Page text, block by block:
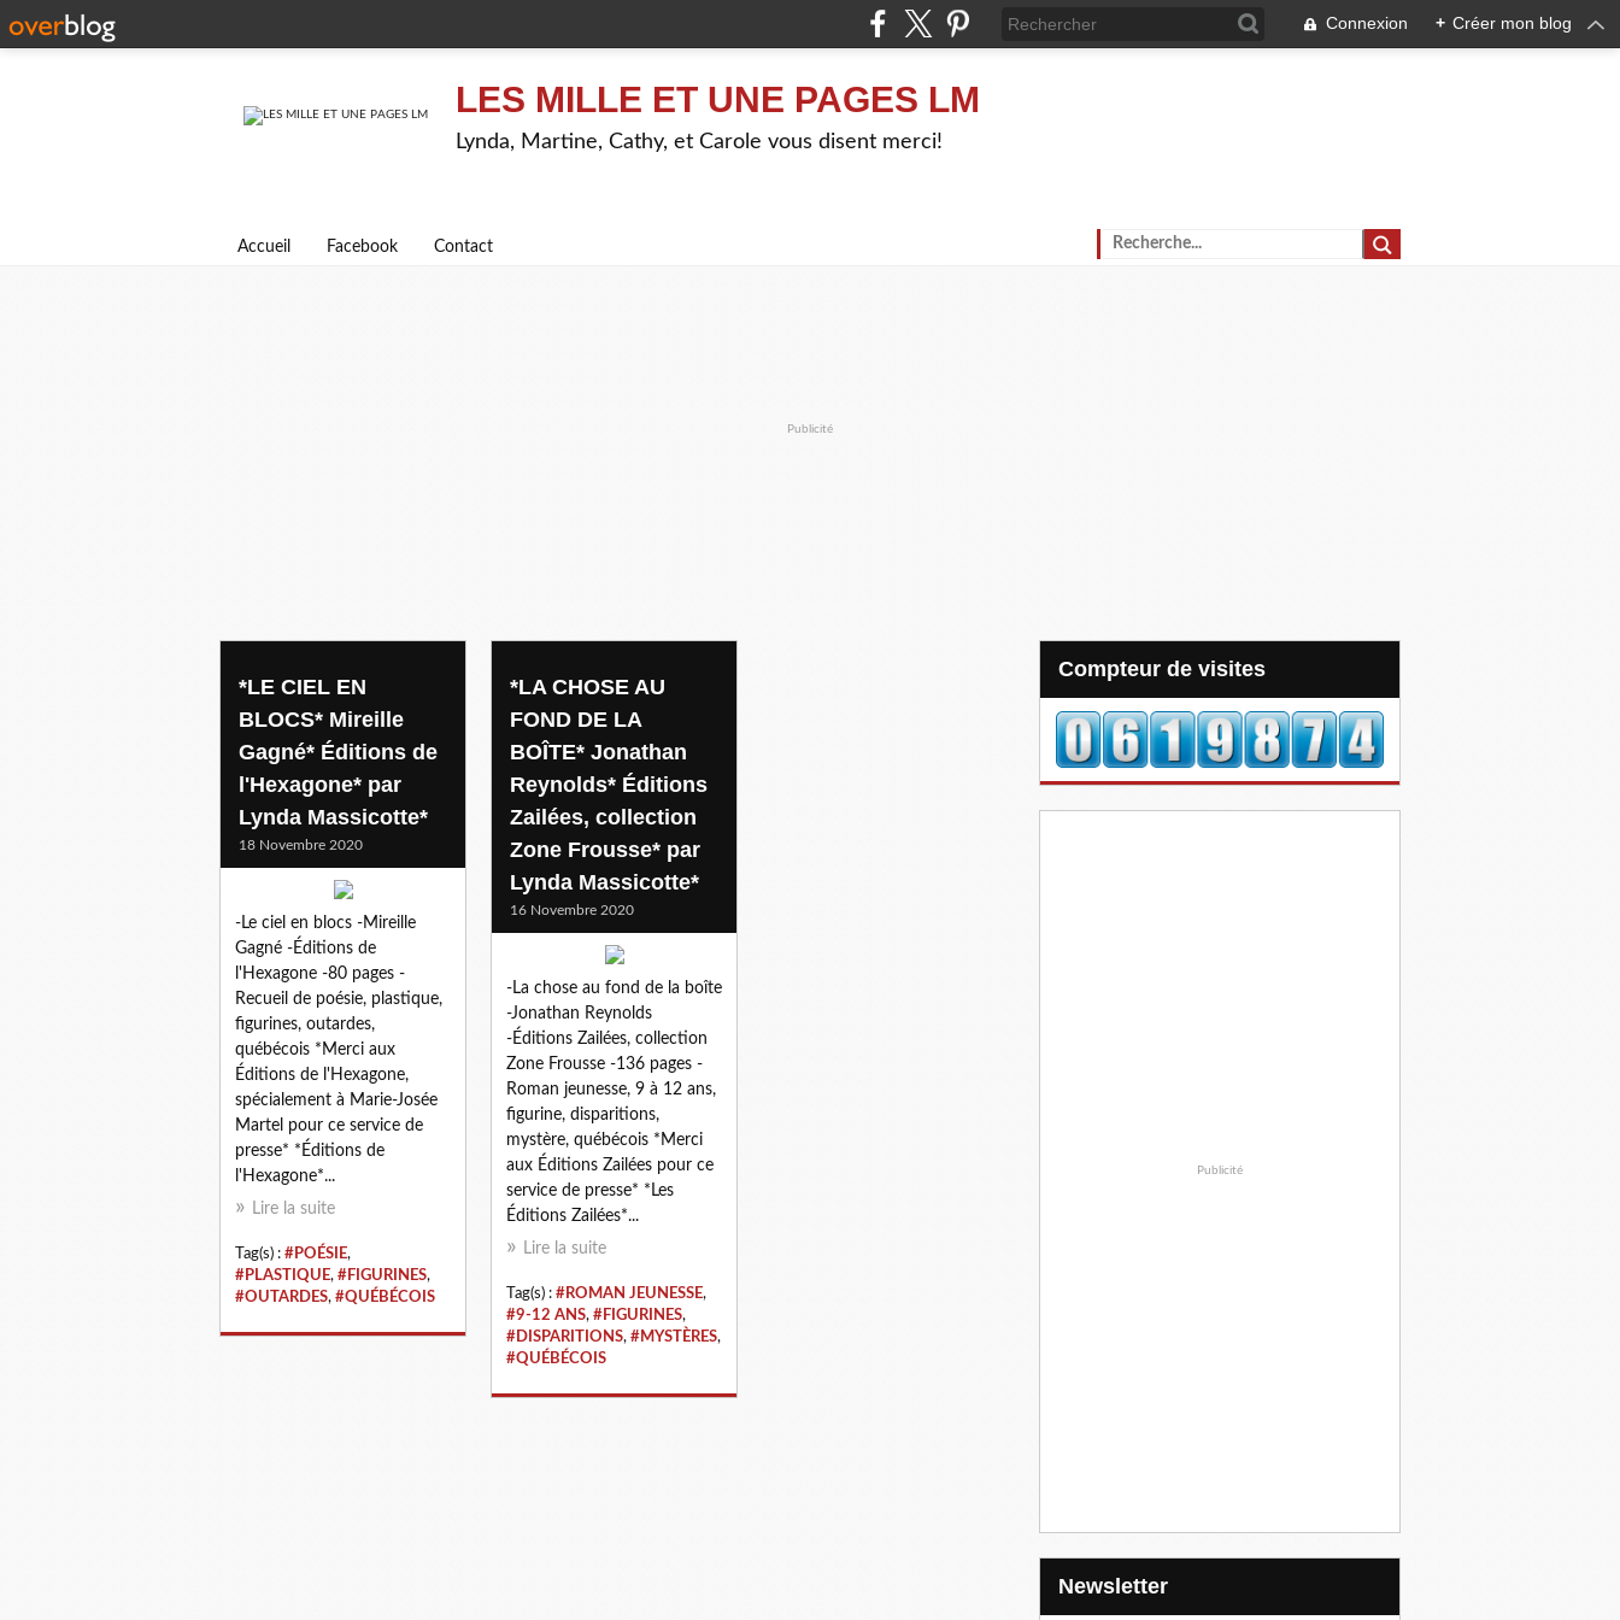
Connexion + Créer mon blog
LES MILLE ET UNE PAGES LM
Lynda, Martine, Cathy, et Carole vous disent merci!
Accueil Facebook Contact
Publicité
figurines
*LE CIEL EN
BLOCS* Mireille
Gagné* Éditions de
l'Hexagone* par
Lynda Massicotte*
18 Novembre 2020
-Le ciel en blocs -Mireille
Gagné -Éditions de
l'Hexagone -80 pages -
Recueil de poésie, plastique,
figurines, outardes,
québécois *Merci aux
Éditions de l'Hexagone,
spécialement à Marie-Josée
Martel pour ce service de
presse* *Éditions de
l'Hexagone*...
Lire la suite
Tag(s) : #POÉSIE,
#PLASTIQUE, #FIGURINES,
#OUTARDES, #QUÉBÉCOIS
*LA CHOSE AU
FOND DE LA
BOÎTE* Jonathan
Reynolds* Éditions
Zailées, collection
Zone Frousse* par
Lynda Massicotte*
16 Novembre 2020
-La chose au fond de la boîte
-Jonathan Reynolds
-Éditions Zailées, collection
Zone Frousse -136 pages -
Roman jeunesse, 9 à 12 ans,
figurine, disparitions,
mystère, québécois *Merci
aux Éditions Zailées pour ce
service de presse* *Les
Éditions Zailées*...
Lire la suite
Tag(s) : #ROMAN JEUNESSE,
#9-12 ANS, #FIGURINES,
#DISPARITIONS, #MYSTÈRES,
#QUÉBÉCOIS
Compteur de visites
Publicité
Newsletter